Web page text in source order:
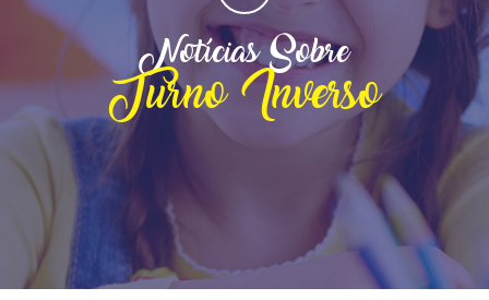
COLÉGIO MURIALDO
NÍVEIS DE ENSINO
HIGH SCHOOL
Notícias Sobre
Turno Inverso